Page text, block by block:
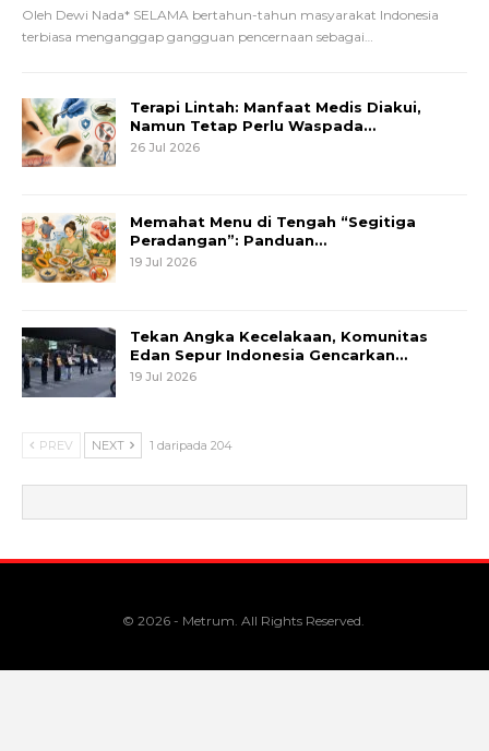
Oleh Dewi Nada* SELAMA bertahun-tahun masyarakat Indonesia
terbiasa menganggap gangguan pencernaan sebagai
Terapi Lintah: Manfaat Medis Diakui,
Namun Tetap Perlu Waspada…
26 Jul 2026
Memahat Menu di Tengah “Segitiga
Peradangan”: Panduan…
19 Jul 2026
Tekan Angka Kecelakaan, Komunitas
Edan Sepur Indonesia Gencarkan…
19 Jul 2026
PREV NEXT 1 daripada 204
© 2026 - Metrum. All Rights Reserved.